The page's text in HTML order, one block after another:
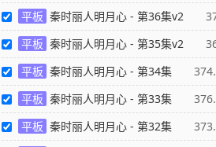
平板 秦时丽人明月心 - 第36集v2
平板 秦时丽人明月心 - 第35集v2
平板 秦时丽人明月心 - 第34集
平板 秦时丽人明月心 - 第33集
平板 秦时丽人明月心 - 第32集